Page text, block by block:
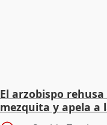
El arzobispo
mezquita y apela a